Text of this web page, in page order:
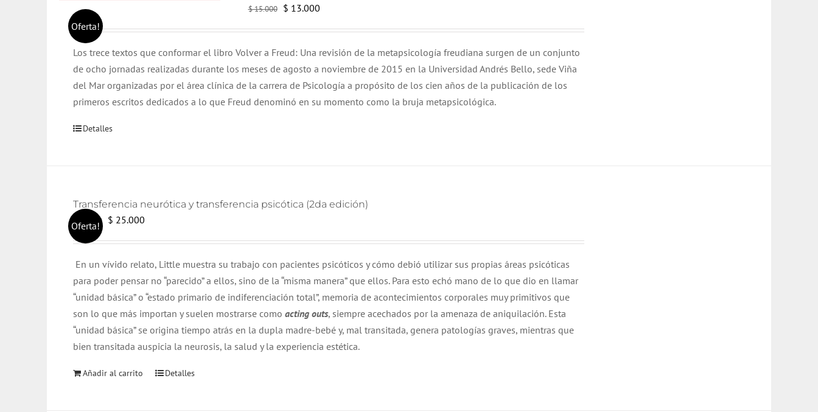
Oferta!
$15.000
El
era:
$ 15.000.
$ 13.000El
es:
$ 13.000.
Los trece textos que conformar el libro Volver a Freud: Una revisión de la metapsicología freudiana surgen de un conjunto
de ocho jornadas realizadas durante los meses de agosto a noviembre de 2015 en la Universidad Andrés Bello, sede Viña
del Mar organizadas por el área clínica de la carrera de Psicología a propósito de los cien años de la publicación de los
primeros escritos dedicados a lo que Freud denominó en su momento como la bruja metapsicológica.
Detalles
Oferta!
Transferencia neurótica y transferencia psicótica (2da edición)
$ 26.000 El
era:
$ 26.000.
$ 25.000
es:
$ 25.000.
En un vívido relato, Little muestra su trabajo con pacientes psicóticos y cómo debió utilizar sus propias áreas psicóticas
para poder pensar no “parecido” a ellos, sino de la “misma manera” que ellos. Para esto echó mano de lo que dio en llamar
“unidad básica” o “estado primario de indiferenciación total”, memoria de acontecimientos corporales muy primitivos que
son lo que más importan y suelen mostrarse como acting outs, siempre acechados por la amenaza de aniquilación. Esta
“unidad básica” se origina tiempo atrás en la dupla madre-bebé y, mal transitada, genera patologías graves, mientras que
bien transitada auspicia la neurosis, la salud y la experiencia estética.
Añadir al carrito Detalles